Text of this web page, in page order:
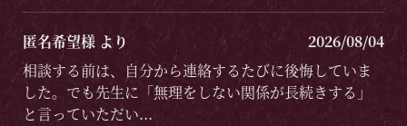
匿名希望様 より
2026/08/04
相談する前は、自分から連絡するたびに後悔していま
した。でも先生に「無理をしない関係が長続きする」
と言っていただい...